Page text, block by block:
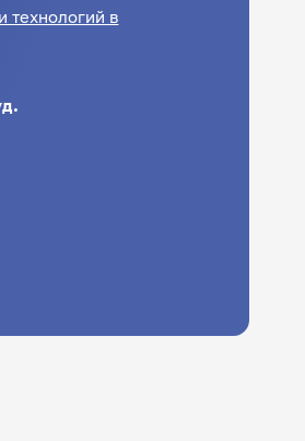
технологий в